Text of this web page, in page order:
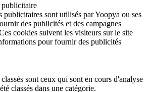
publicitaire
publicitaires sont utilisés par Yoopya ou ses
des publicités et des campagnes
cookies suivent les visiteurs sur le site
pour fournir des publicités
sont ceux qui sont en cours d'analyse
classés dans une catégorie.